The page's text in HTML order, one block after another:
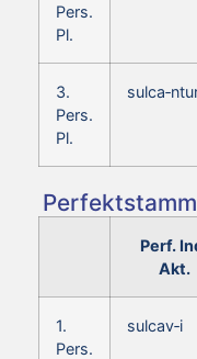
Pers.
Pl.
3.
Pers.
Pl.
Perf.
Akt.
1.
Pers.
sulcav‑i